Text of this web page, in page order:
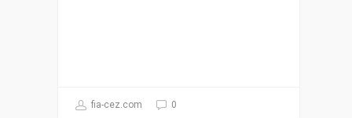
fia-cez.com 0